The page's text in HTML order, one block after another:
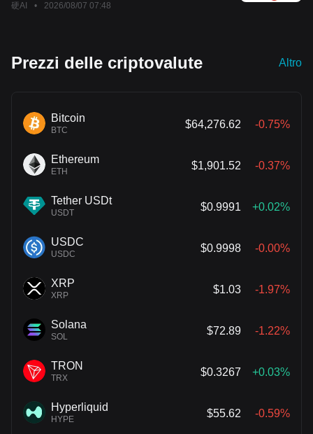
CPU è in “pre-campionato”
硬AI • 2026/08/07 07:48
Prezzi delle criptovalute Altro
Bitcoin
BTC
$64,276.62 -0.75%
Ethereum
ETH
$1,901.52 -0.37%
Tether USDt
USDT
$0.9991 +0.02%
USDC
USDC
$0.9998 -0.00%
XRP
XRP
$1.03 -1.97%
Solana
SOL
$72.89 -1.22%
TRON
TRX
$0.3267 +0.03%
Hyperliquid
HYPE
$55.62 -0.59%